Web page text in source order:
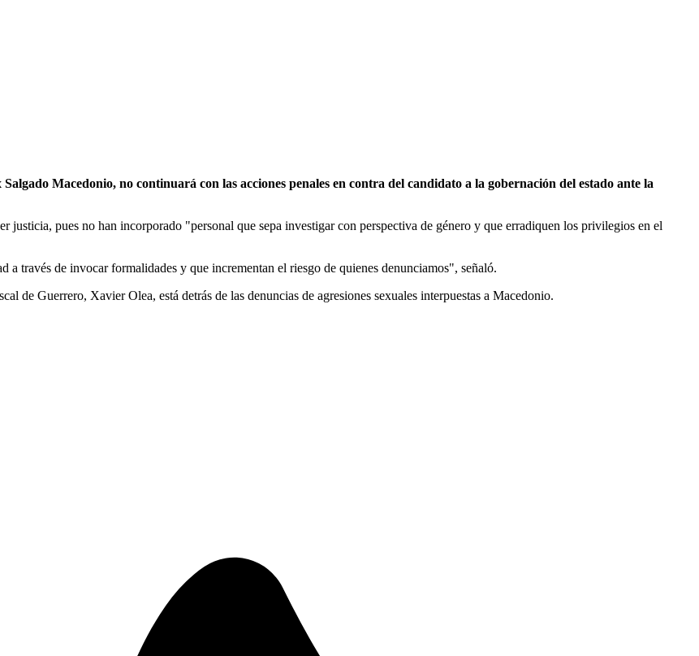
Macedonio, no continuará con las acciones penales en contra del candidato a la gobernación del estado ante la
justicia, pues no han incorporado "personal que sepa investigar con perspectiva de género y que erradiquen los privilegios en el
través de invocar formalidades y que incrementan el riesgo de quienes denunciamos", señaló.
de Guerrero, Xavier Olea, está detrás de las denuncias de agresiones sexuales interpuestas a Macedonio.